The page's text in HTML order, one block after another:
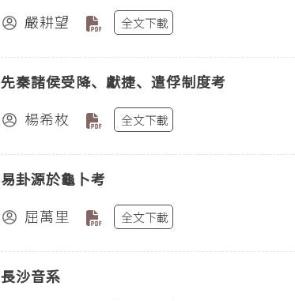
嚴耕望
全文下載
先秦諸侯受降、獻捷、遣俘制度考
楊希枚
全文下載
易卦源於龜卜考
屈萬里
全文下載
長沙音系